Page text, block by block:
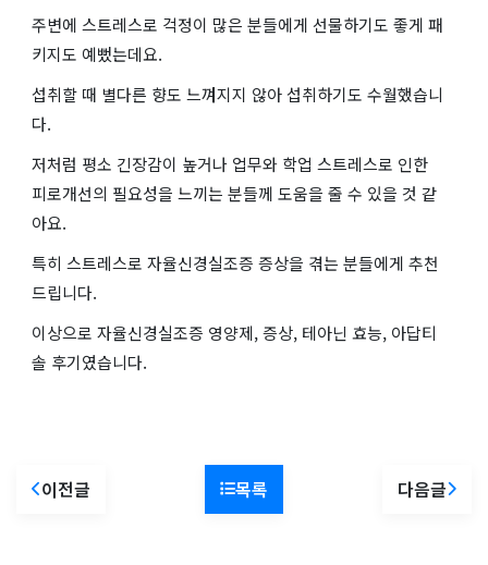
주변에 스트레스로 걱정이 많은 분들에게 선물하기도 좋게 패
키지도 예뻤는데요.
섭취할 때 별다른 향도 느껴지지 않아 섭취하기도 수월했습니
다.
저처럼 평소 긴장감이 높거나 업무와 학업 스트레스로 인한
피로개선의 필요성을 느끼는 분들께 도움을 줄 수 있을 것 같
아요.
특히 스트레스로 자율신경실조증 증상을 겪는 분들에게 추천
드립니다.
이상으로 자율신경실조증 영양제, 증상, 테아닌 효능, 아답티
솔 후기였습니다.
이전글 목록 다음글